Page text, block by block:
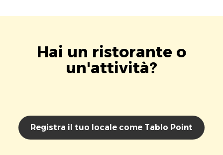
Hai un ristorante o
un'attività?
Registra il tuo locale come Tablo Point